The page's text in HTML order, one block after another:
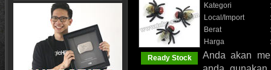
Ready Stock
Kategori
:
Local/Import
:
Berat
:
Harga
:
Anda akan